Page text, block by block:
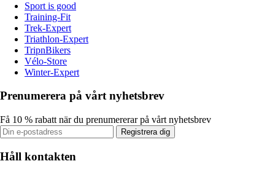
Sport is good
Training-Fit
Trek-Expert
Triathlon-Expert
TripnBikers
Vélo-Store
Winter-Expert
Prenumerera på vårt nyhetsbrev
Få 10 % rabatt när du prenumererar på vårt nyhetsbrev
Registrera dig
Håll kontakten